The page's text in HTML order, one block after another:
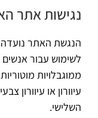
נגישות אתר
הנגשת האתר נועדה
לשימוש עבור אנשים
ממוגבלויות
עיוורון או עיוורון
השלישי.